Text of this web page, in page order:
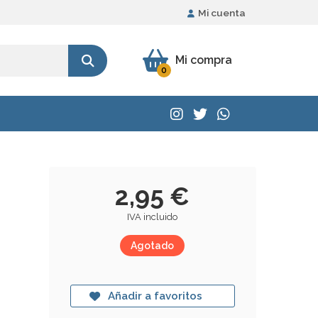
Mi cuenta
Mi compra
0
2,95 €
IVA incluido
Agotado
Añadir a favoritos